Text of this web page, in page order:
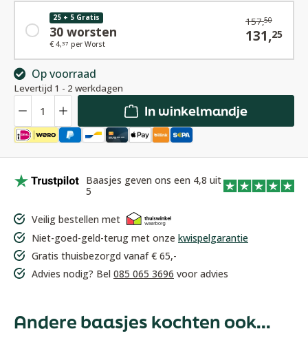
Op voorraad
Levertijd 1 - 2 werkdagen
25 + 5 Gratis
30 worsten
€ 4,37 per Worst
157,50
131,25
In winkelmandje
Baasjes geven ons een 4,8 uit
5
Veilig bestellen met
Niet-goed-geld-terug met onze kwispelgarantie
Gratis thuisbezorgd vanaf € 65,-
Advies nodig? Bel 085 065 3696 voor advies
Andere baasjes kochten ook...